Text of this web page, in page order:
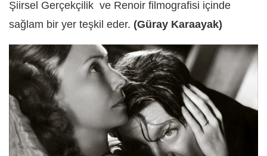
Şiirsel Gerçekçilik ve Renoir filmografisi içinde
sağlam bir yer teşkil eder. (Güray Karaayak)